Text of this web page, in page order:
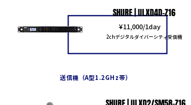
SHURE | ULXD4D-Z16
​¥11,000/1day
2chデジタルダイバーシティ受信機
送信機（A型1.2GHz帯）